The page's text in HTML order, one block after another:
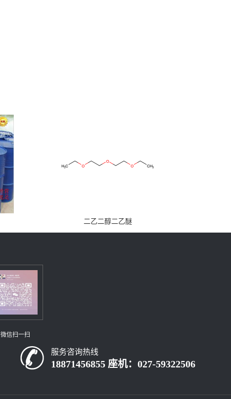
二乙二醇二乙醚
微信扫一扫
服务咨询热线
18871456855 座机：027-59322506